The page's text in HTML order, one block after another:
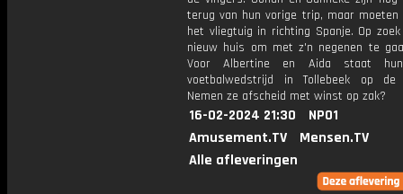
terug van hun vorige trip, maar moeten
het vliegtuig in richting Spanje. Op
nieuw huis om met z'n negenen te
Voor Albertine en Aida staat
voetbalwedstrijd in Tollebeek op de
Nemen ze afscheid met winst op zak?
16-02-2024 21:30
NPO1
Amusement.TV
Mensen.TV
Alle afleveringen